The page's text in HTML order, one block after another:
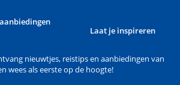
Laat je inspireren
nieuwtjes, reistips en aanbiedingen van
wees als eerste op de hoogte!